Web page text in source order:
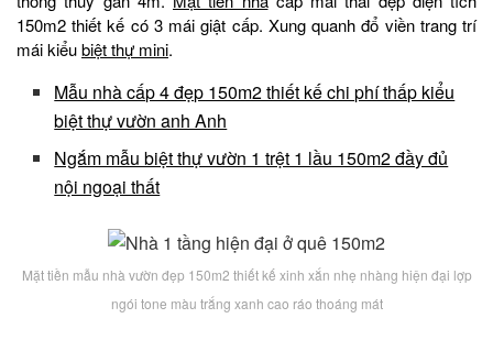
150m2 thiết kế có 3 mái giật cấp. Xung quanh đổ viền trang trí
mái kiểubiệt thự mini.
Mẫu nhà cấp 4 đẹp 150m2 thiết kế chi phí thấp kiểu
biệt thự vườn anh Anh
Ngắm mẫu biệt thự vườn 1 trệt 1 lầu 150m2 đầy đủ
nội ngoại thất
Mặt tiền mẫu nhà vườn đẹp 150m2 thiết kế xinh xắn nhẹ nhàng hiện đại lợp
ngói tone màu trắng xanh cao ráo thoáng mát